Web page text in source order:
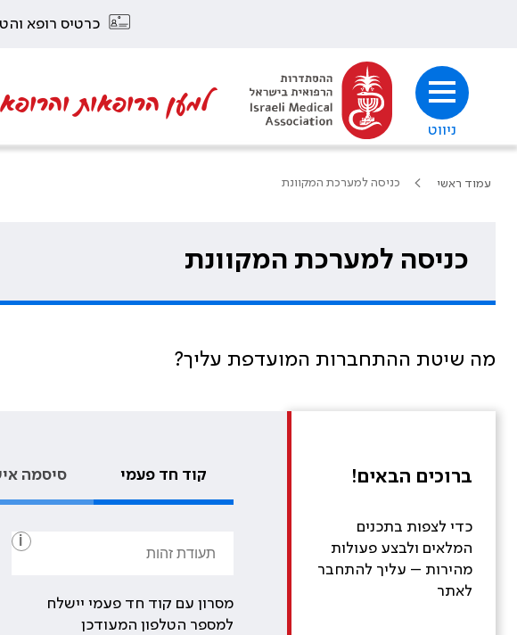
כרטיס רופא
ניווט
למען הרופאות
עמוד ראשי כניסה למערכת המקוונת
כניסה למערכת המקוונת
מה שיטת ההתחברות המועדפת עליך?
ברוכים הבאים!
כדי לצפות בתכנים
המלאים ולבצע פעולות
מהירות – עליך להתחבר
לאתר
קוד חד פעמי סיסמה
i
מסרון עם קוד חד פעמי יישלח
למספר הטלפון המעודכן